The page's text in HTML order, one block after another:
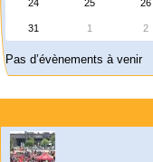
24 25 26
31 1 2
Pas d’évènements à venir